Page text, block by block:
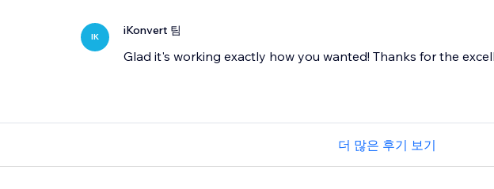
IK iKonvert 팀
Glad it's working exactly how you wanted! Thanks for the
더 많은 후기 보기